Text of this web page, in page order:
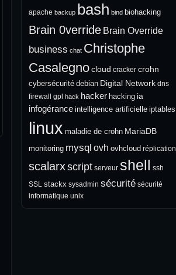
apache backup bash bind biohacking
Brain 0verride Brain Override
business chat Christophe
Casalegnocloud cracker crohn
cybersécurité debian Digital Network dns
firewall
gpl hack hacker hacking ia
infogérance intelligence artificielle iptables
linux maladie de crohn MariaDB
monitoring mysql ovh ovhcloud réplication
scalarxscript serveur shell
ssh
SSL stackx sysadmin sécurité sécurité
informatique unix